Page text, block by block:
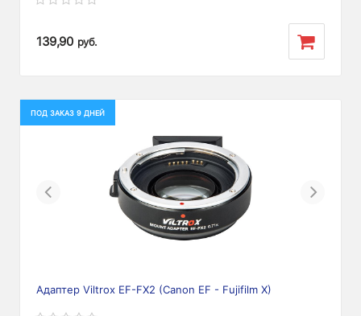
139,90 руб.
ПОД ЗАКАЗ 9 ДНЕЙ
Previous Next
Адаптер Viltrox EF-FX2 (Canon EF - Fujifilm X)